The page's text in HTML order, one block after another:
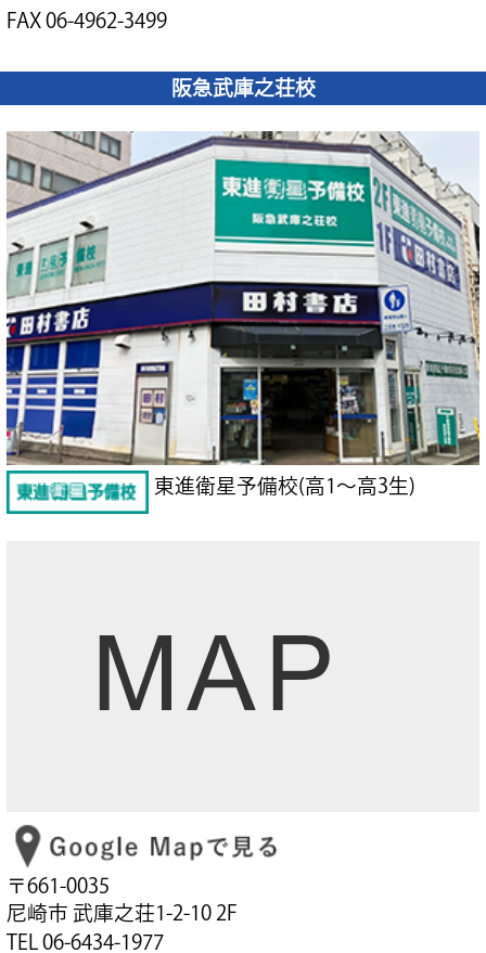
FAX 06-4962-3499
阪急武庫之荘校
東進衛星予備校(高1～高3生)
〒661-0035
尼崎市 武庫之荘1-2-10 2F
TEL 06-6434-1977